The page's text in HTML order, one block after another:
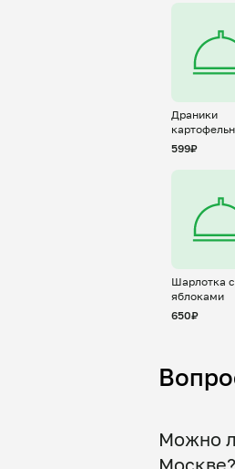
Драники
сметаной
599₽
Шарлотка с
яблоками
650₽
Можно
Москве?